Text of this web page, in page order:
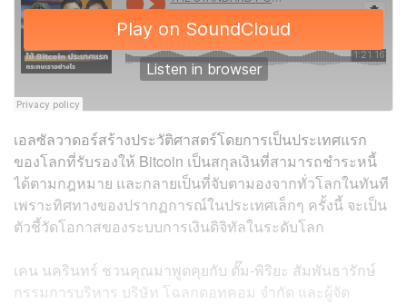
เอลซัลวาดอร์สร้างประวัติศาสตร์โดยการเป็นประเทศแรก
ของโลกที่รับรองให้ Bitcoin เป็นสกุลเงินที่สามารถชำระหนี้
ได้ตามกฎหมาย และกลายเป็นที่จับตามองจากทั่วโลกในทันที
เพราะทิศทางของปรากฏการณ์ในประเทศเล็กๆ ครั้งนี้ จะเป็น
ตัวชี้วัดโอกาสของระบบการเงินดิจิทัลในระดับโลก
เคน นครินทร์ ชวนคุณมาพูดคุยกับ ตั๊ม-พิริยะ สัมพันธารักษ์
กรรมการบริหาร บริษัท โฉลกดอทคอม จำกัด และผู้จัด